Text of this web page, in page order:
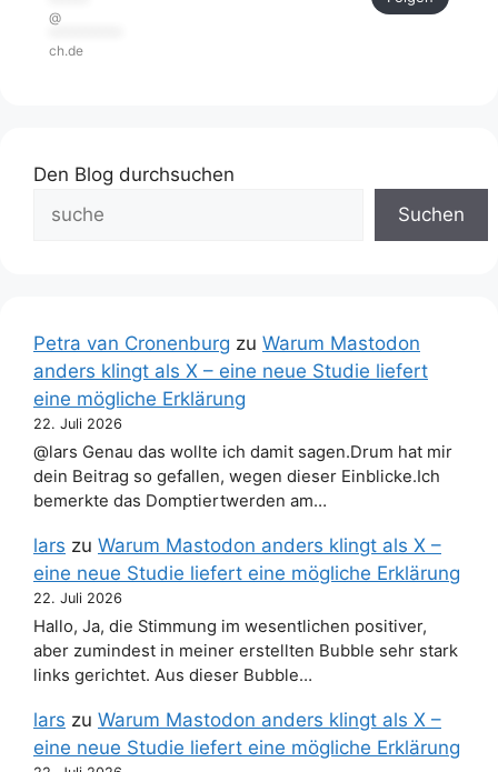
@
ch.de
Den Blog durchsuchen
Suchen
Petra van Cronenburg zu Warum Mastodon
anders klingt als X – eine neue Studie liefert
eine mögliche Erklärung
22. Juli 2026
@lars Genau das wollte ich damit sagen.Drum hat mir
dein Beitrag so gefallen, wegen dieser Einblicke.Ich
bemerkte das Domptiertwerden am…
lars zu Warum Mastodon anders klingt als X –
eine neue Studie liefert eine mögliche Erklärung
22. Juli 2026
Hallo, Ja, die Stimmung im wesentlichen positiver,
aber zumindest in meiner erstellten Bubble sehr stark
links gerichtet. Aus dieser Bubble…
lars zu Warum Mastodon anders klingt als X –
eine neue Studie liefert eine mögliche Erklärung